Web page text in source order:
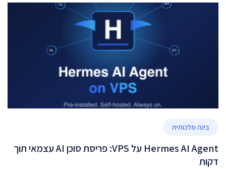
בינה מלכותית
Hermes AI Agent על VPS: פריסת סוכן AI עצמאי תוך
דקות